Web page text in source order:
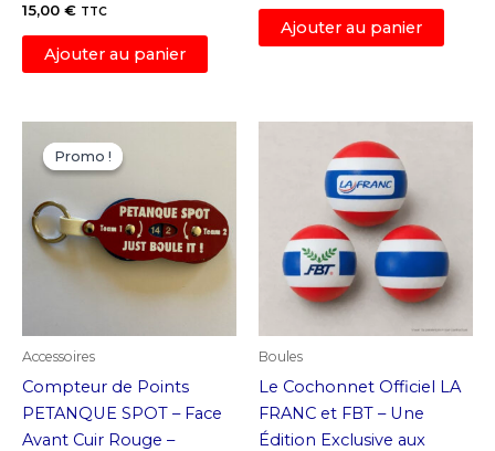
15,00 € TTC
Ajouter au panier
Ajouter au panier
Promo !
Promo !
Accessoires
Compteur de Points
PETANQUE SPOT – Face
Avant Cuir Rouge –
Boules
Le Cochonnet Officiel LA
FRANC et FBT – Une
Édition Exclusive aux